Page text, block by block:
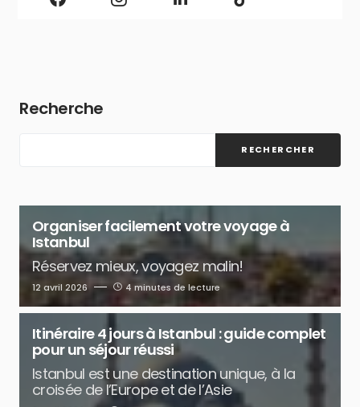
Recherche
RECHERCHER
Organiser facilement votre voyage à
Istanbul
Réservez mieux, voyagez malin!
12 avril 2026 4 minutes de lecture
Itinéraire 4 jours à Istanbul : guide complet
pour un séjour réussi
Istanbul est une destination unique, à la
croisée de l’Europe et de l’Asie